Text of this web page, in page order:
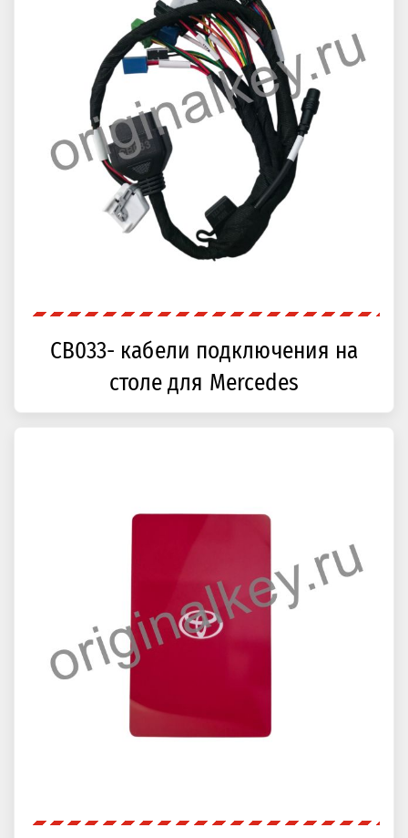
CB033- кабели подключения на
столе для Mercedes